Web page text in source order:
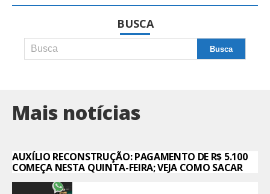
BUSCA
Mais notícias
AUXÍLIO RECONSTRUÇÃO: PAGAMENTO DE R$ 5.100
COMEÇA NESTA QUINTA-FEIRA; VEJA COMO SACAR